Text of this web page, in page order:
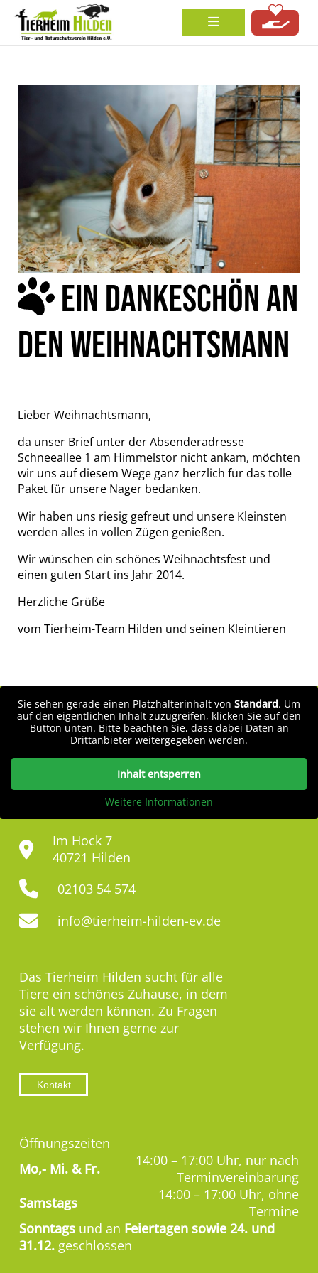
EIN DANKESCHÖN AN
DEN WEIHNACHTSMANN
Lieber Weihnachtsmann,
da unser Brief unter der Absenderadresse
Schneeallee 1 am Himmelstor nicht ankam, möchten
wir uns auf diesem Wege ganz herzlich für das tolle
Paket für unsere Nager bedanken.
Wir haben uns riesig gefreut und unsere Kleinsten
werden alles in vollen Zügen genießen.
Wir wünschen ein schönes Weihnachtsfest und
einen guten Start ins Jahr 2014.
Herzliche Grüße
vom Tierheim-Team Hilden und seinen Kleintieren
Sie sehen gerade einen Platzhalterinhalt von Standard. Um
auf den eigentlichen Inhalt zuzugreifen, klicken Sie auf den
Button unten. Bitte beachten Sie, dass dabei Daten an
Drittanbieter weitergegeben werden.
Inhalt entsperren
Weitere Informationen
Im Hock 7
40721 Hilden
02103 54 574
info@tierheim-hilden-ev.de
Das Tierheim Hilden sucht für alle
Tiere ein schönes Zuhause, in dem
sie alt werden können. Zu Fragen
stehen wir Ihnen gerne zur
Verfügung.
Kontakt
Öffnungszeiten
Mo,- Mi. & Fr.
14:00 – 17:00 Uhr, nur nach
Terminvereinbarung
Samstags
14:00 – 17:00 Uhr, ohne
Termine
Sonntags und an Feiertagen sowie 24. und
31.12. geschlossen